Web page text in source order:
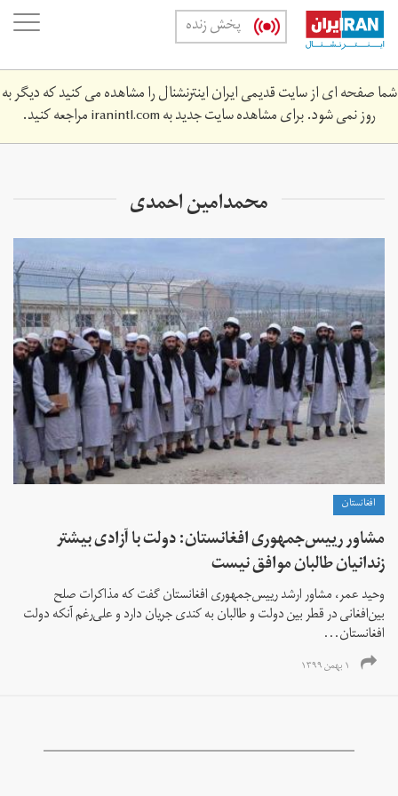
Skip
main
content
پخش زنده
شما صفحه ای از سایت قدیمی ایران اینترنشنال را مشاهده می کنید که دیگر به
روز نمی شود. برای مشاهده سایت جدید بهiranintl.comمراجعه کنید.
محمد‌امین احمدی
افغانستان
مشاور رییس‌جمهوری افغانستان: دولت با آزادی بیشتر
زندانیان طالبان موافق نیست
وحید عمر، مشاور ارشد رییس‌جمهوری افغانستان گفت که مذاکرات صلح
بین‌افغانی در قطر بین دولت و طالبان به کندی جریان دارد و علی‌رغم آنکه دولت
افغانستان...
۱ بهمن ۱۳۹۹